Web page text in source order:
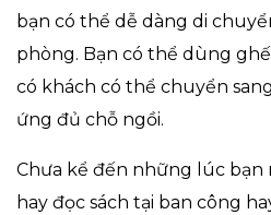
bạn có thể dễ dàng di
phòng. Bạn có thể dùng
có khách có thể chuyển
ứng đủ chỗ ngồi.
Chưa kể đến những lúc bạn
hay đọc sách tại ban công